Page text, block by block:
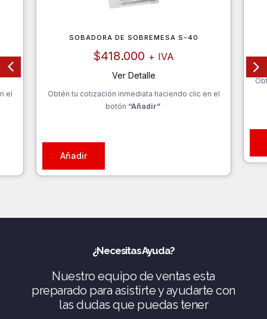
el
SOBADORA DE SOBREMESA S-40
$418.000 + IVA
Ver Detalle
Obtén tu cotización inmediata haciendo clic en el
botón “Añadir”
Añadir
¿Necesitas Ayuda?
Nuestro equipo de ventas esta
preparado para asistirte y ayudarte con
las dudas que puedas tener